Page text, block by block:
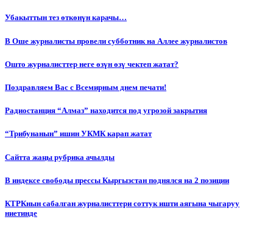
Убакыттын тез өткөнүн карачы…
В Оше журналисты провели субботник на Аллее журналистов
Ошто журналисттер неге өзүн өзү чектеп жатат?
Поздравляем Вас с Всемирным днем печати!
Радиостанция “Алмаз” находится под угрозой закрытия
“Трибунанын” ишин УКМК карап жатат
Сайтта жаңы рубрика ачылды
В индексе свободы прессы Кыргызстан поднялся на 2 позиции
КТРКнын сабалган журналисттери соттук ишти аягына чыгаруу
ниетинде